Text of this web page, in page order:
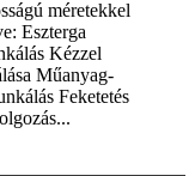
méretekkel
Eszterga
Kézzel
Műanyag-
Feketetés